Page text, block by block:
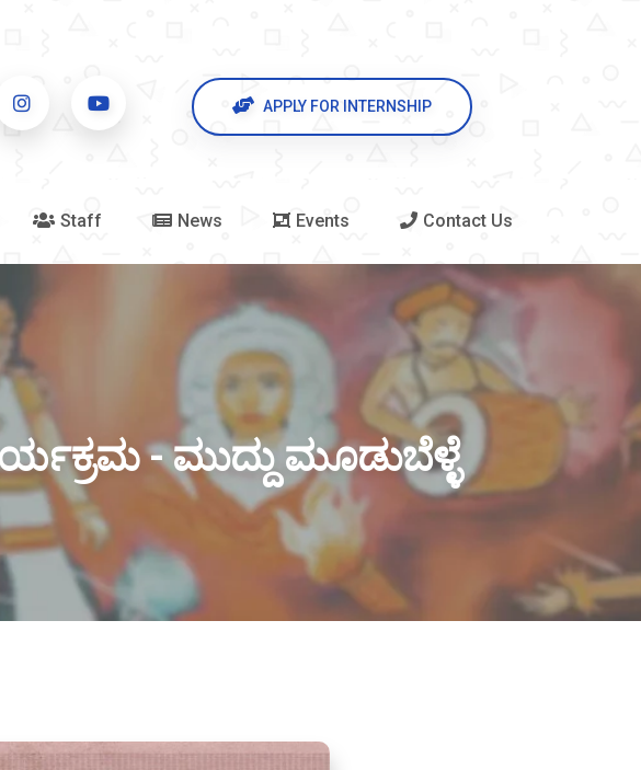
APPLY FOR INTERNSHIP
Staff News Events Contact Us
- ಮುದ್ದು ಮೂಡುಬೆಳ್ಳೆ